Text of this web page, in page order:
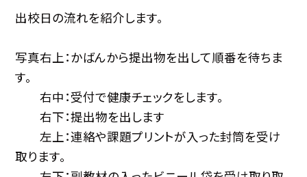
出校日の流れを紹介します。
写真右上：かばんから提出物を出して順番を待ちま
す。
右中：受付で健康チェックをします。
右下：提出物を出します
左上：連絡や課題プリントが入った封筒を受け
取ります。